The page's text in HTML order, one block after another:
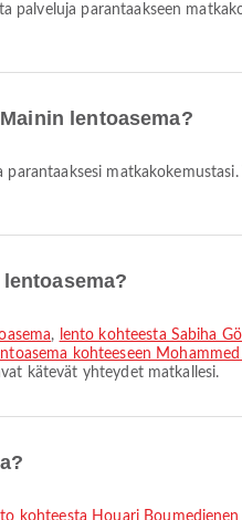
lentoasema?
, lento kohteesta Sabiha
kohteeseen
kätevät yhteydet matkallesi.
kohteesta Houari